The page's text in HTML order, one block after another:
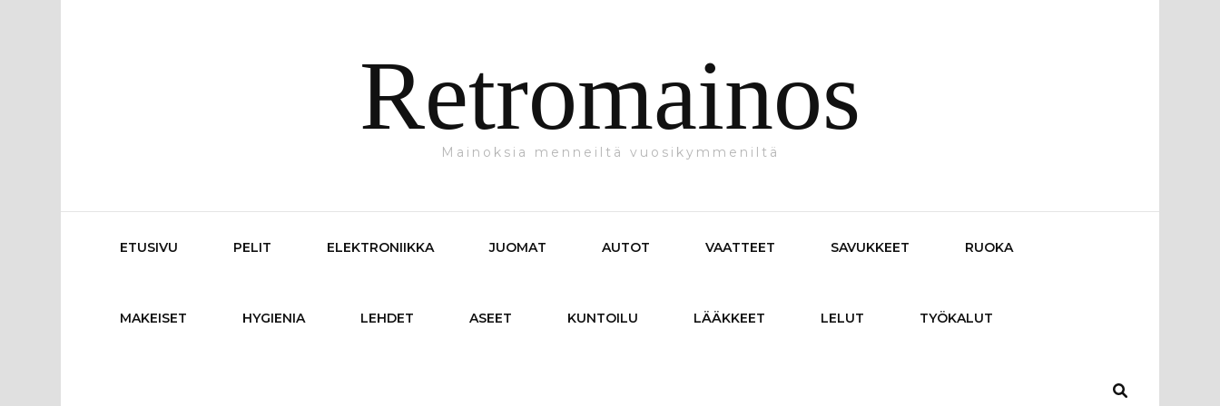
Retromainos
Mainoksia menneiltä vuosikymmeniltä
ETUSIVU PELIT ELEKTRONIIKKA JUOMAT AUTOT VAATTEET SAVUKKEET RUOKA
MAKEISET HYGIENIA LEHDET ASEET KUNTOILU LÄÄKKEET LELUT TYÖKALUT